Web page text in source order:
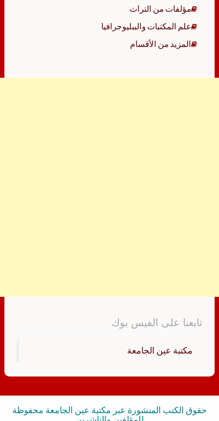
مؤلفات من التراث
علم المكتبات والببليوجرافيا
المزيد من الأقسام
تابعنا على الفيس بوك
‏مكتبة عين الجامعة‏
حقوق الكتب المنشورة عبر مكتبة عين الجامعة محفوظة